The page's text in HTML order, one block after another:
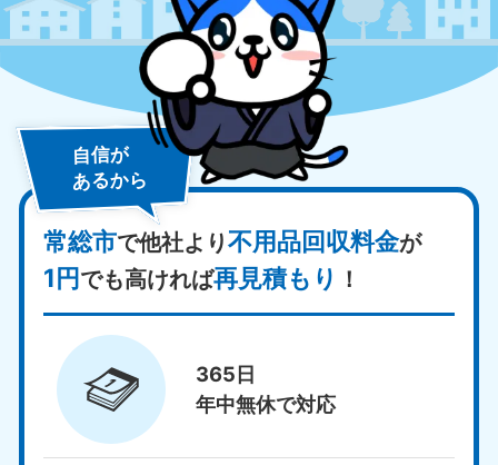
自信が
あるから
常総市で他社より不用品回収料金が
1円でも高ければ再見積もり ！
365日
年中無休で対応